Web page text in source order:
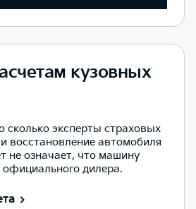
кузовных
эксперты страховых
восстановление автомобиля
не означает, что машину
дилера.